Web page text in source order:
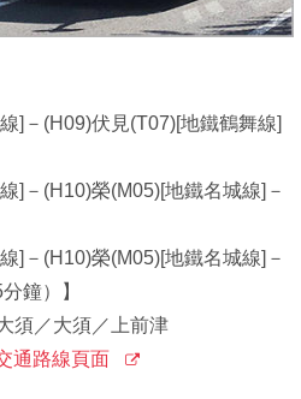
]－(H09)伏見(T07)[地鐵鶴舞線]
]－(H10)榮(M05)[地鐵名城線]－
]－(H10)榮(M05)[地鐵名城線]－
鐘）】
須／大須／上前津
通路線頁面